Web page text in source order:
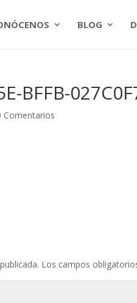
BLOG
BFFB-
Comentarios
Los campos